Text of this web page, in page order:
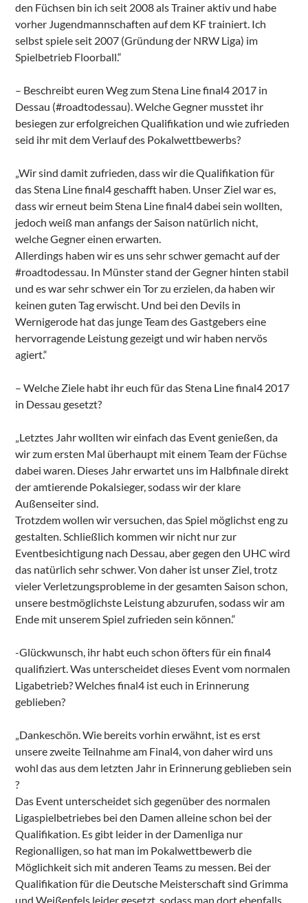
den Füchsen bin ich seit 2008 als Trainer aktiv und habe
vorher Jugendmannschaften auf dem KF trainiert. Ich
selbst spiele seit 2007 (Gründung der NRW Liga) im
Spielbetrieb Floorball.“
– Beschreibt euren Weg zum Stena Line final4 2017 in
Dessau (#roadtodessau). Welche Gegner musstet ihr
besiegen zur erfolgreichen Qualifikation und wie zufrieden
seid ihr mit dem Verlauf des Pokalwettbewerbs?
„Wir sind damit zufrieden, dass wir die Qualifikation für
das Stena Line final4 geschafft haben. Unser Ziel war es,
dass wir erneut beim Stena Line final4 dabei sein wollten,
jedoch weiß man anfangs der Saison natürlich nicht,
welche Gegner einen erwarten.
Allerdings haben wir es uns sehr schwer gemacht auf der
#roadtodessau. In Münster stand der Gegner hinten stabil
und es war sehr schwer ein Tor zu erzielen, da haben wir
keinen guten Tag erwischt. Und bei den Devils in
Wernigerode hat das junge Team des Gastgebers eine
hervorragende Leistung gezeigt und wir haben nervös
agiert.“
– Welche Ziele habt ihr euch für das Stena Line final4 2017
in Dessau gesetzt?
„Letztes Jahr wollten wir einfach das Event genießen, da
wir zum ersten Mal überhaupt mit einem Team der Füchse
dabei waren. Dieses Jahr erwartet uns im Halbfinale direkt
der amtierende Pokalsieger, sodass wir der klare
Außenseiter sind.
Trotzdem wollen wir versuchen, das Spiel möglichst eng zu
gestalten. Schließlich kommen wir nicht nur zur
Eventbesichtigung nach Dessau, aber gegen den UHC wird
das natürlich sehr schwer. Von daher ist unser Ziel, trotz
vieler Verletzungsprobleme in der gesamten Saison schon,
unsere bestmöglichste Leistung abzurufen, sodass wir am
Ende mit unserem Spiel zufrieden sein können.“
-Glückwunsch, ihr habt euch schon öfters für ein final4
qualifiziert. Was unterscheidet dieses Event vom normalen
Ligabetrieb? Welches final4 ist euch in Erinnerung
geblieben?
„Dankeschön. Wie bereits vorhin erwähnt, ist es erst
unsere zweite Teilnahme am Final4, von daher wird uns
wohl das aus dem letzten Jahr in Erinnerung geblieben sein
?
Das Event unterscheidet sich gegenüber des normalen
Ligaspielbetriebes bei den Damen alleine schon bei der
Qualifikation. Es gibt leider in der Damenliga nur
Regionalligen, so hat man im Pokalwettbewerb die
Möglichkeit sich mit anderen Teams zu messen. Bei der
Qualifikation für die Deutsche Meisterschaft sind Grimma
und Weißenfels leider gesetzt, sodass man dort ebenfalls